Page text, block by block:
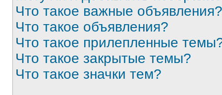
Что такое важные объявления?
Что такое объявления?
Что такое прилепленные
Что такое закрытые темы?
Что такое значки тем?